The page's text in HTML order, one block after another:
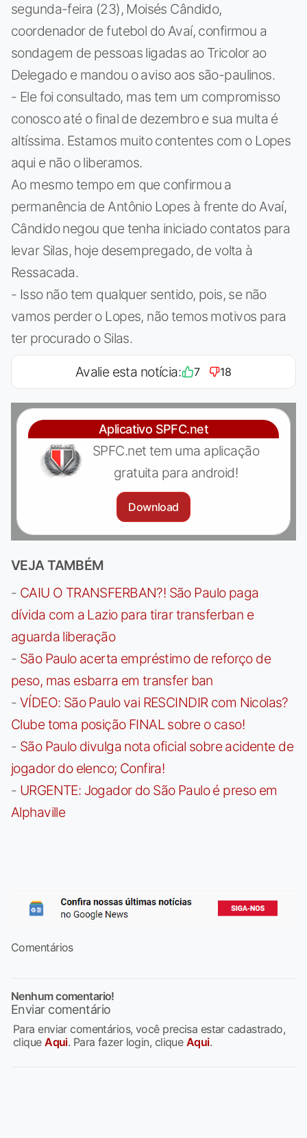
segunda-feira (23), Moisés Cândido,
coordenador de futebol do Avaí, confirmou a
sondagem de pessoas ligadas ao Tricolor ao
Delegado e mandou o aviso aos são-paulinos.
- Ele foi consultado, mas tem um compromisso
conosco até o final de dezembro e sua multa é
altíssima. Estamos muito contentes com o Lopes
aqui e não o liberamos.
Ao mesmo tempo em que confirmou a
permanência de Antônio Lopes à frente do Avaí,
Cândido negou que tenha iniciado contatos para
levar Silas, hoje desempregado, de volta à
Ressacada.
- Isso não tem qualquer sentido, pois, se não
vamos perder o Lopes, não temos motivos para
ter procurado o Silas.
Avalie esta notícia: 7 18
Aplicativo SPFC.net
SPFC.net tem uma aplicação
gratuita para android!
Download
VEJA TAMBÉM
- CAIU O TRANSFERBAN?! São Paulo paga
dívida com a Lazio para tirar transferban e
aguarda liberação
- São Paulo acerta empréstimo de reforço de
peso, mas esbarra em transfer ban
- VÍDEO: São Paulo vai RESCINDIR com Nicolas?
Clube toma posição FINAL sobre o caso!
- São Paulo divulga nota oficial sobre acidente de
jogador do elenco; Confira!
- URGENTE: Jogador do São Paulo é preso em
Alphaville
Comentários
Nenhum comentario!
Enviar comentário
Para enviar comentários, você precisa estar cadastrado,
cliqueAqui. Para fazer login, clique Aqui.